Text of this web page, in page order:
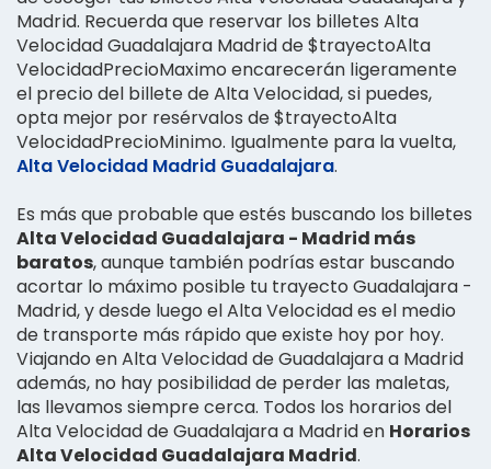
Madrid. Recuerda que reservar los billetes Alta
Velocidad Guadalajara Madrid de $trayectoAlta
VelocidadPrecioMaximo encarecerán ligeramente
el precio del billete de Alta Velocidad, si puedes,
opta mejor por resérvalos de $trayectoAlta
VelocidadPrecioMinimo. Igualmente para la vuelta,
Alta Velocidad Madrid Guadalajara.
Es más que probable que estés buscando los billetes
Alta Velocidad Guadalajara - Madrid más
baratos, aunque también podrías estar buscando
acortar lo máximo posible tu trayecto Guadalajara -
Madrid, y desde luego el Alta Velocidad es el medio
de transporte más rápido que existe hoy por hoy.
Viajando en Alta Velocidad de Guadalajara a Madrid
además, no hay posibilidad de perder las maletas,
las llevamos siempre cerca. Todos los horarios del
Alta Velocidad de Guadalajara a Madrid en Horarios
Alta Velocidad Guadalajara Madrid.